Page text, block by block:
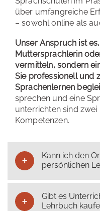
über umfangreiche
– sowohl online als
Unser Anspruch ist
Muttersprachlerin
vermitteln, sondern
Sie professionell und
Sprachenlernen
sprechen und eine
unterrichten sind
Kompetenzen.
Kann ich den
persönlichen
Gibt es
Lehrbuch